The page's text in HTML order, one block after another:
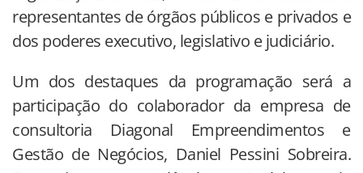
representantes de órgãos públicos e privados e
dos poderes executivo, legislativo e judiciário.
Um dos destaques da programação será a
participação do colaborador da empresa de
consultoria Diagonal Empreendimentos e
Gestão de Negócios, Daniel Pessini Sobreira.